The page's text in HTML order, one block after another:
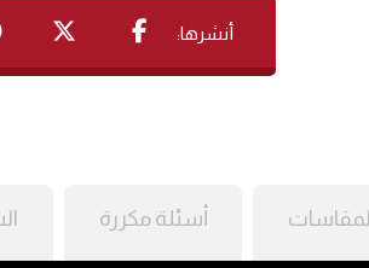
أسئلة مكررة